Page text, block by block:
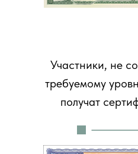
Участники, не
требуемому
получат